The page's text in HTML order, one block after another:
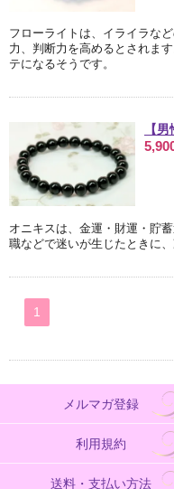
フローライトは、イライラな
力、判断力を高めるとされま
テになるそうです。
【
オニキスは、金運・財運・貯
職などで迷いが生じたときに
1
メルマガ登録
利用規約
送料・支払い方法